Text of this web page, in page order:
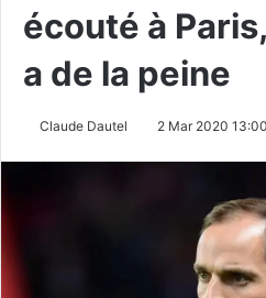
écouté à
a de la peine
Claude Dautel 2 Mar 2020